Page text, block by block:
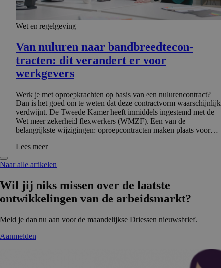
Wet en regelgeving
Van nuluren naar bandbreedte­con­
tracten: dit verandert er voor
werkgevers
Werk je met oproepkrachten op basis van een nulurencontract?
Dan is het goed om te weten dat deze contractvorm waarschijnlijk
verdwijnt. De Tweede Kamer heeft inmiddels ingestemd met de
Wet meer zekerheid flexwerkers (WMZF). Een van de
belangrijkste wijzigingen: oproepcontracten maken plaats voor…
Lees meer
Naar alle artikelen
Wil jij niks missen over de laatste
ontwikke­lingen van de arbeidsmarkt?
Meld je dan nu aan voor de maandelijkse Driessen nieuwsbrief.
Aanmelden